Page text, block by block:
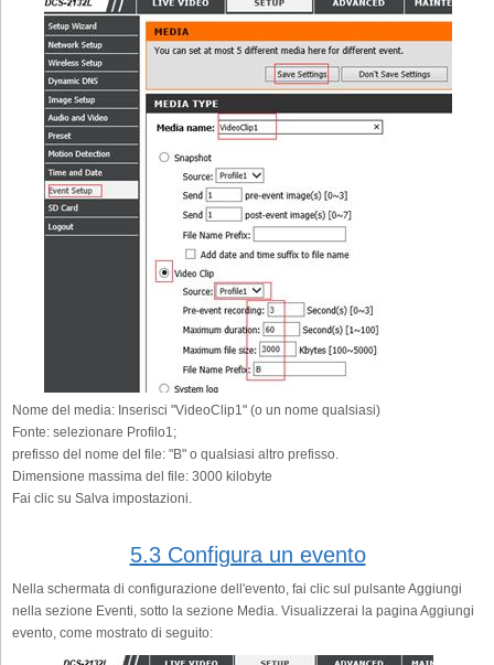
Nome del media: Inserisci "VideoClip1" (o un nome qualsiasi)
Fonte: selezionare Profilo1;
prefisso del nome del file: "B" o qualsiasi altro prefisso.
Dimensione massima del file: 3000 kilobyte
Fai clic su Salva impostazioni.
5.3 Configura un evento
Nella schermata di configurazione dell'evento, fai clic sul pulsante Aggiungi
nella sezione Eventi, sotto la sezione Media. Visualizzerai la pagina Aggiungi
evento, come mostrato di seguito: